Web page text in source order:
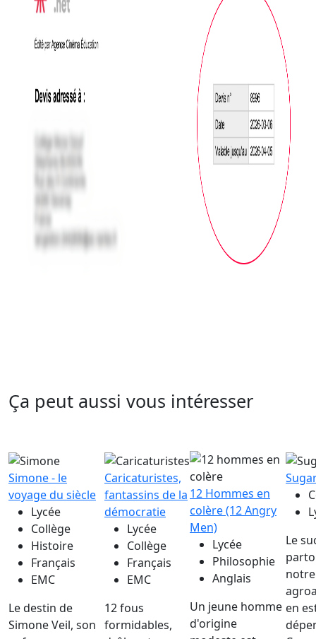
Ça peut aussi vous intéresser
Simone - le
voyage du siècle
Lycée
Collège
Histoire
Français
EMC
Le destin de
Simone Veil, son
Caricaturistes,
fantassins de la
démocratie
Lycée
Collège
Français
EMC
12 fous
formidables,
12 Hommes en
colère (12 Angry
Men)
Lycée
Philosophie
Anglais
Un jeune homme
d'origine
Le
en